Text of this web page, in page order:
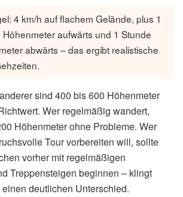
4 km/h auf flachem Gelände, plus 1
aufwärts und 1 Stunde
abwärts – das ergibt realistische
sind 400 bis 600 Höhenmeter
Wer regelmäßig wandert,
Höhenmeter ohne Probleme. Wer
Tour vorbereiten will, sollte
vorher mit regelmäßigen
Treppensteigen beginnen – klingt
deutlichen Unterschied.